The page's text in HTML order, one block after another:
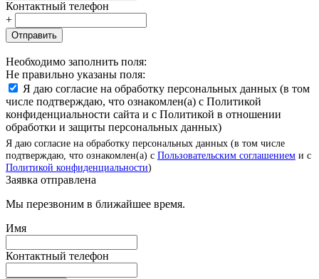
Контактный телефон
+
Отправить
Необходимо заполнить поля:
Не правильно указаны поля:
Я даю согласие на обработку персональных данных (в том
числе подтверждаю, что ознакомлен(а) с Политикой
конфиденциальности сайта и с Политикой в отношении
обработки и защиты персональных данных)
Я даю согласие на обработку персональных данных (в том числе
подтверждаю, что ознакомлен(а) с Пользовательским соглашением и с
Политикой конфиденциальности)
Заявка отправлена
Мы перезвоним в ближайшее время.
Имя
Контактный телефон